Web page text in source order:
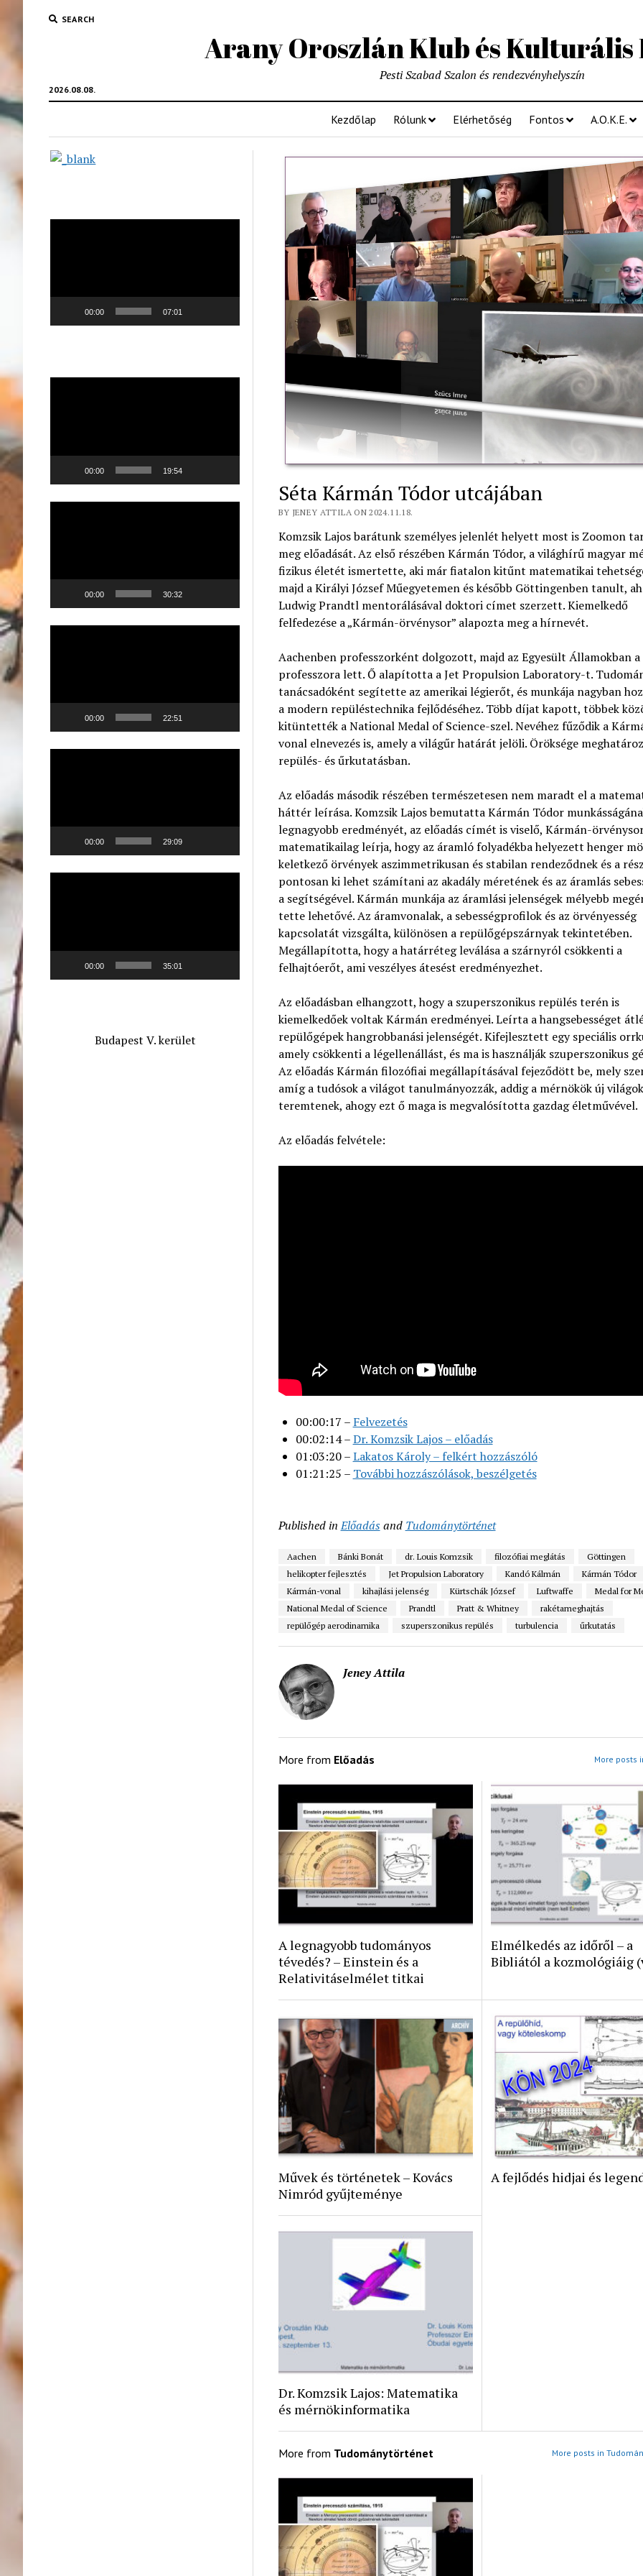
SEARCH
Arany Oroszlán Klub és Kulturális
2026.08.08.
Pesti Szabad Szalon és rendezvényhelyszín
Kezdőlap Rólunk Elérhetőség Fontos A.O.K.E.
00:00 07:01
00:00 19:54
00:00 30:32
00:00 22:51
00:00 29:09
00:00 35:01
Budapest V. kerület
Séta Kármán Tódor utcájában
BY JENEY ATTILA ON 2024.11.18.
Komzsik Lajos barátunk személyes jelenlét helyett most is Zoomon
meg előadását. Az első részében Kármán Tódor, a világhírű magyar
fizikus életét ismertette, aki már fiatalon kitűnt matematikai
majd a Királyi József Műegyetemen és később Göttingenben tanult,
Ludwig Prandtl mentorálásával doktori címet szerzett. Kiemelkedő
felfedezése a „Kármán-örvénysor” alapozta meg a hírnevét.
Aachenben professzorként dolgozott, majd az Egyesült Államokban a
professzora lett. Ő alapította a Jet Propulsion Laboratory-t.
tanácsadóként segítette az amerikai légierőt, és munkája nagyban
a modern repüléstechnika fejlődéséhez. Több díjat kapott, többek
kitüntették a National Medal of Science-szel. Nevéhez fűződik a
vonal elnevezés is, amely a világűr határát jelöli. Öröksége
repülés- és űrkutatásban.
Az előadás második részében természetesen nem maradt el a
háttér leírása. Komzsik Lajos bemutatta Kármán Tódor
legnagyobb eredményét, az előadás címét is viselő, Kármán-
matematikailag leírja, hogy az áramló folyadékba helyezett henger
keletkező örvények aszimmetrikusan és stabilan rendeződnek és a
pontosan ki lehet számítani az akadály méretének és az áramlás
a segítségével. Kármán munkája az áramlási jelenségek mélyebb
tette lehetővé. Az áramvonalak, a sebességprofilok és az örvényesség
kapcsolatát vizsgálta, különösen a repülőgépszárnyak tekintetében.
Megállapította, hogy a határréteg leválása a szárnyról csökkenti a
felhajtóerőt, ami veszélyes átesést eredményezhet.
Az előadásban elhangzott, hogy a szuperszonikus repülés terén is
kiemelkedőek voltak Kármán eredményei. Leírta a hangsebességet
repülőgépek hangrobbanási jelenségét. Kifejlesztett egy speciális
amely csökkenti a légellenállást, és ma is használják szuperszonikus
Az előadás Kármán filozófiai megállapításával fejeződött be, mely
amíg a tudósok a világot tanulmányozzák, addig a mérnökök új
teremtenek, ahogy ezt ő maga is megvalósította gazdag életművével.
Az előadás felvétele:
00:00:17 – Felvezetés
00:02:14 –Dr. Komzsik Lajos – előadás
01:03:20 –Lakatos Károly – felkért hozzászóló
01:21:25 – További hozzászólások, beszélgetés
Published in Előadásand Tudománytörténet
Aachen Bánki Bonát dr. Louis Komzsik filozófiai meglátás
Göttingen
helikopter fejlesztés
Jet Propulsion Laboratory Kandó Kálmán
Kármán Tódor
Kármán-vonal
kihajlási jelenség Kürtschák József Luftwaffe
Medal for
National Medal of Science
Prandtl Pratt & Whitney
rakétameghajtás
repülőgép aerodinamika
szuperszonikus repülés turbulencia űrkutatás
Jeney Attila
More from Előadás More posts
A legnagyobb tudományos
tévedés? – Einstein és a
Relativitáselmélet titkai
Elmélkedés az időről – a
Bibliától a kozmológiáig
Művek és történetek – Kovács
Nimród gyűjteménye
A fejlődés hidjai és
Dr. Komzsik Lajos: Matematika
és mérnökinformatika
More from Tudománytörténet More posts in